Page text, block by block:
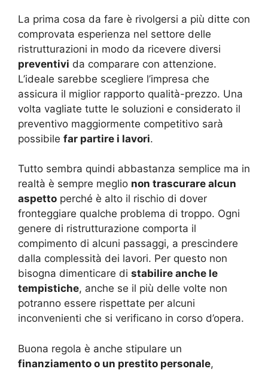
La prima cosa da fare è rivolgersi a più ditte con
comprovata esperienza nel settore delle
ristrutturazioni in modo da ricevere diversi
preventivi da comparare con attenzione.
L’ideale sarebbe scegliere l’impresa che
assicura il miglior rapporto qualità-prezzo. Una
volta vagliate tutte le soluzioni e considerato il
preventivo maggiormente competitivo sarà
possibile far partire i lavori.
Tutto sembra quindi abbastanza semplice ma in
realtà è sempre meglio non trascurare alcun
aspetto perché è alto il rischio di dover
fronteggiare qualche problema di troppo. Ogni
genere di ristrutturazione comporta il
compimento di alcuni passaggi, a prescindere
dalla complessità dei lavori. Per questo non
bisogna dimenticare di stabilire anche le
tempistiche, anche se il più delle volte non
potranno essere rispettate per alcuni
inconvenienti che si verificano in corso d’opera.
Buona regola è anche stipulare un
finanziamento o un prestito personale,